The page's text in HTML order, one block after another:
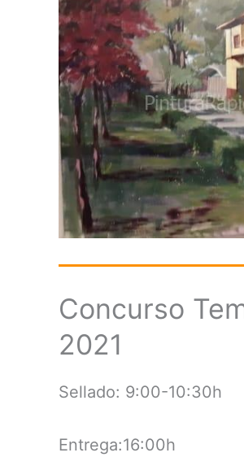
Concurso
2021
Sellado: 9:00-10:30h
Entrega:16:00h